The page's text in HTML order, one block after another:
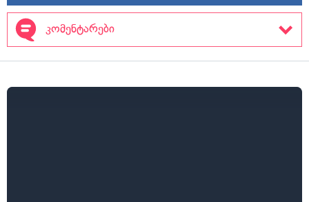
კომენტარები